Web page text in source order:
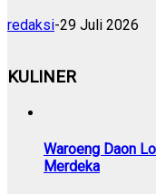
redaksi-29 Juli 2026
KULINER
Waroeng Daon
Merdeka